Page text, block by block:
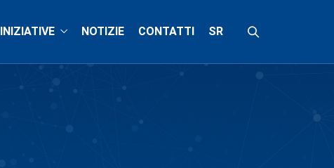
INIZIATIVE NOTIZIE CONTATTI SR